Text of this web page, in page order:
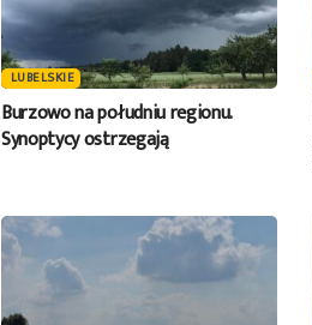
LUBELSKIE
Burzowo na południu regionu.
Synoptycy ostrzegają